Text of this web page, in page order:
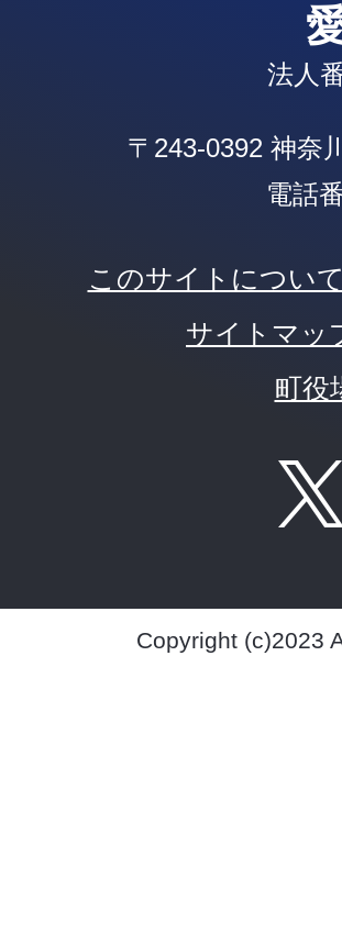
法人
〒243-0392 神奈
電話
このサイトについて
サイトマッ
町役
Copyright (c)2023